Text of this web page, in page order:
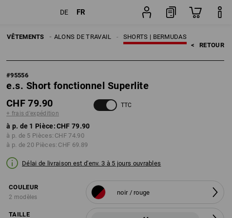
DE FR
VÊTEMENTS SHORTS | BERMUDAS
PANTALONS DE TRAVAIL
HOMMES
< RETOUR
#95556
e.s. Short fonctionnel Superlite
CHF 79.90
+ frais d'expédition
TTC
à p. de 1 Pièce:CHF 79.90
à p. de 5 Pièces: CHF 74.90
à p. de 20 Pièces: CHF 69.89
Délai de livraison est d'env. 3 à 5 jours ouvrables
COULEUR
2 modèles
noir / rouge
TAILLE